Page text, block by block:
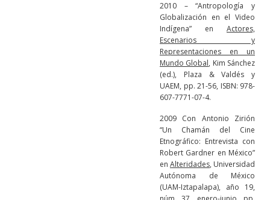
2010 – “Antropología y
Globalización en el Video
Indígena” en Actores,
Escenarios y
Representaciones en un
Mundo Global, Kim Sánchez
(ed.), Plaza & Valdés y
UAEM, pp. 21-56, ISBN: 978-
607-7771-07-4.
2009 Con Antonio Zirión
“Un Chamán del Cine
Etnográfico: Entrevista con
Robert Gardner en México”
en Alteridades, Universidad
Autónoma de México
(UAM-Iztapalapa), año 19,